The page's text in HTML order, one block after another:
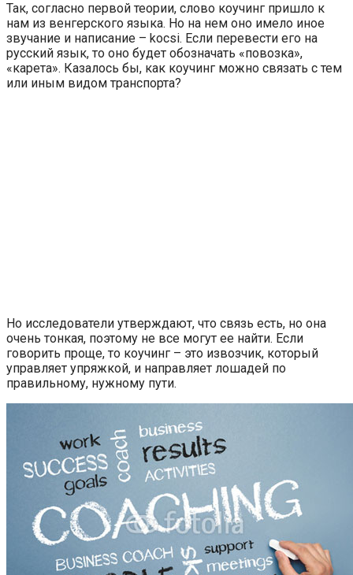
Так, согласно первой теории, слово коучинг пришло к
нам из венгерского языка. Но на нем оно имело иное
звучание и написание – kocsi. Если перевести его на
русский язык, то оно будет обозначать «повозка»,
«карета». Казалось бы, как коучинг можно связать с тем
или иным видом транспорта?
Но исследователи утверждают, что связь есть, но она
очень тонкая, поэтому не все могут ее найти. Если
говорить проще, то коучинг – это извозчик, который
управляет упряжкой, и направляет лошадей по
правильному, нужному пути.